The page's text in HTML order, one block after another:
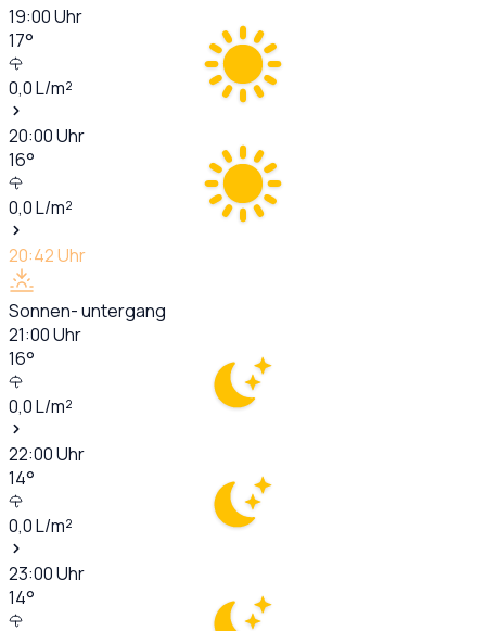
19:00Uhr
17°
0,0L/m²
20:00Uhr
16°
0,0L/m²
20:42Uhr
Sonnen- untergang
21:00Uhr
16°
0,0L/m²
22:00Uhr
14°
0,0L/m²
23:00Uhr
14°